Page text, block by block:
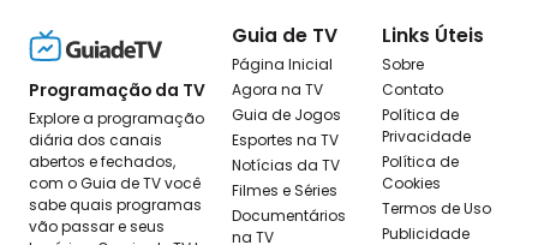
Programação da TV
Explore a programação
diária dos canais
abertos e fechados,
com o Guia de TV você
sabe quais programas
vão passar e seus
Guia de TV
Página Inicial
Agora na TV
Guia de Jogos
Esportes na TV
Notícias da TV
Filmes e Séries
Documentários
na TV
Links Úteis
Sobre
Contato
Política de
Privacidade
Política de
Cookies
Termos de Uso
Publicidade